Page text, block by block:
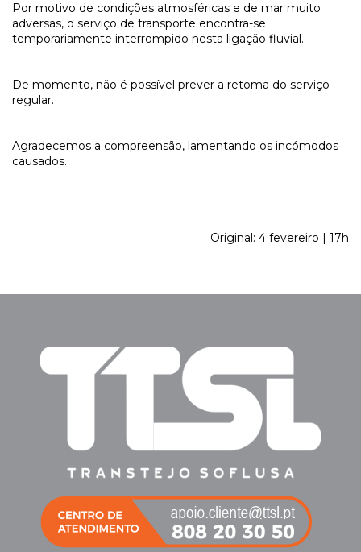
Por motivo de condições atmosféricas e de mar muito
adversas, o serviço de transporte encontra-se
temporariamente interrompido nesta ligação fluvial.
De momento, não é possível prever a retoma do serviço
regular.
Agradecemos a compreensão, lamentando os incómodos
causados.
Original: 4 fevereiro | 17h